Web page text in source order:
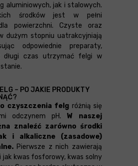
aluminiowych, jak i stalowych.
środków jest w pełni
powierzchni. Czyste oraz
dużym stopniu uatrakcyjniają
odpowiednie preparaty,
długi czas utrzymać felgi w
– PO JAKIE PRODUKTY
czyszczenia felg różnią się
odczynem pH. W naszej
znaleźć zarówno środki
i alkaliczne (zasadowe)
Pierwsze z nich zawierają
jak kwas fosforowy, kwas solny